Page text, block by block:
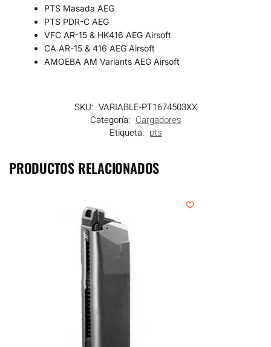
PTS Masada AEG
PTS PDR-C AEG
VFC AR-15 & HK416 AEG Airsoft
CA AR-15 & 416 AEG Airsoft
AMOEBA AM Variants AEG Airsoft
SKU: VARIABLE-PT1674503XX
Categoría: Cargadores
Etiqueta: pts
PRODUCTOS RELACIONADOS